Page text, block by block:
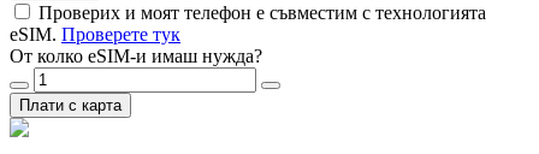
Проверих и моят телефон е съвместим с технологията
eSIM. Проверете тук
От колко eSIM-и имаш нужда?
Плати с карта